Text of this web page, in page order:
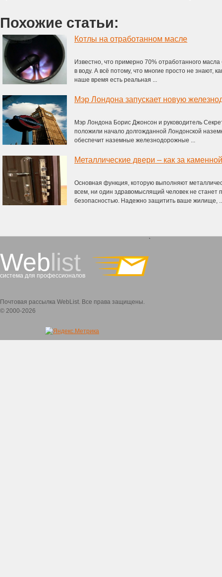
Похожие статьи:
Котлы на отработанном масле
Известно, что примерно 70% отработанного
в воду. А всё потому, что многие просто не знают,
наше время есть реальная ...
Мэр Лондона запускает новую
Мэр Лондона Борис Джонсон и руководитель
положили начало долгожданной Лондонской
обеспечит наземные железнодорожные ...
Металлические двери – как за
Основная функция, которую выполняют
всем, ни один здравомыслящий человек не станет
безопасностью. Надежно защитить ваше жилище,
Weblist
система для профессионалов
`
Почтовая рассылка WebList. Все права защищены.
© 2000-2026